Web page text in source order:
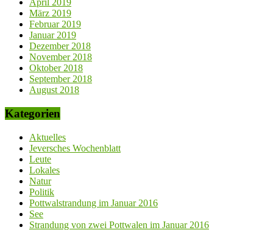
April 2019
März 2019
Februar 2019
Januar 2019
Dezember 2018
November 2018
Oktober 2018
September 2018
August 2018
Kategorien
Aktuelles
Jeversches Wochenblatt
Leute
Lokales
Natur
Politik
Pottwalstrandung im Januar 2016
See
Strandung von zwei Pottwalen im Januar 2016